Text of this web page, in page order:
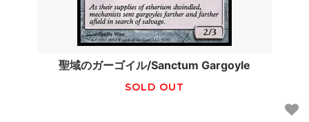
聖域のガーゴイル/Sanctum Gargoyle
SOLD OUT